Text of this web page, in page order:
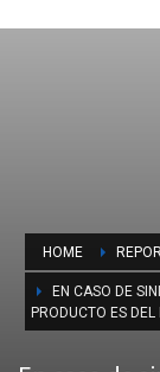
HOME
EN CASO DE
PRODUCTO ES